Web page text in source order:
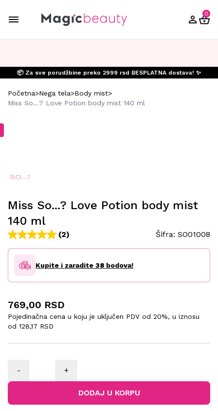
0
📦 Za sve porudžbine preko 2999 rsd BESPLATNA dostava! ✨
Početna>Nega tela>Body mist>
Miss So...? Love Potion body mist 140 ml
Miss So...? Love Potion body mist
140 ml
(2) Šifra: SO01008
Kupite i zaradite 38 bodova!
769,00 RSD
Pojedinačna cena u koju je uključen PDV od 20%, u iznosu
od 128,17 RSD
- +
DODAJ U KORPU